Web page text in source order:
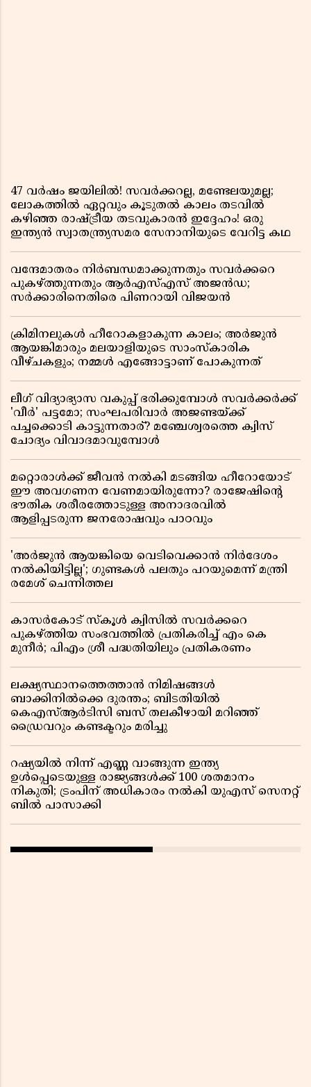
47 വർഷം ജയിലിൽ! സവർക്കറല്ല, മണ്ടേലയുമല്ല;
ലോകത്തിൽ ഏറ്റവും കൂടുതൽ കാലം തടവിൽ
കഴിഞ്ഞ രാഷ്ട്രീയ തടവുകാരൻ ഇദ്ദേഹം! ഒരു
ഇന്ത്യൻ സ്വാതന്ത്ര്യസമര സേനാനിയുടെ വേറിട്ട കഥ
വന്ദേമാതരം നിർബന്ധമാക്കുന്നതും സവർക്കറെ
പുകഴ്ത്തുന്നതും ആർഎസ്എസ് അജൻഡ;
സർക്കാരിനെതിരെ പിണറായി വിജയൻ
ക്രിമിനലുകൾ ഹീറോകളാകുന്ന കാലം; അർജുൻ
ആയങ്കിമാരും മലയാളിയുടെ സാംസ്കാരിക
വീഴ്ചകളും; നമ്മൾ എങ്ങോട്ടാണ് പോകുന്നത്
ലീഗ് വിദ്യാഭ്യാസ വകുപ്പ് ഭരിക്കുമ്പോൾ സവർക്കർക്ക്
'വീർ' പട്ടമോ; സംഘപരിവാർ അജണ്ടയ്ക്ക്
പച്ചക്കൊടി കാട്ടുന്നതാര്? മഞ്ചേശ്വരത്തെ ക്വിസ്
ചോദ്യം വിവാദമാവുമ്പോൾ
മറ്റൊരാൾക്ക് ജീവൻ നൽകി മടങ്ങിയ ഹീറോയോട്
ഈ അവഗണന വേണമായിരുന്നോ? രാജേഷിൻ്റെ
ഭൗതിക ശരീരത്തോടുള്ള അനാദരവിൽ
ആളിപ്പടരുന്ന ജനരോഷവും പാഠവും
'അർജുൻ ആയങ്കിയെ വെടിവെക്കാൻ നിർദേശം
നൽകിയിട്ടില്ല'; ഗുണ്ടകൾ പലതും പറയുമെന്ന് മന്ത്രി
രമേശ് ചെന്നിത്തല
കാസർകോട് സ്കൂൾ ക്വിസിൽ സവർക്കറെ
പുകഴ്ത്തിയ സംഭവത്തിൽ പ്രതികരിച്ച് എം കെ
മുനീർ; പിഎം ശ്രീ പദ്ധതിയിലും പ്രതികരണം
ലക്ഷ്യസ്ഥാനത്തെത്താൻ നിമിഷങ്ങൾ
ബാക്കിനിൽക്കെ ദുരന്തം; ബിടതിയിൽ
കെഎസ്ആർടിസി ബസ് തലകീഴായി മറിഞ്ഞ്
ഡ്രൈവറും കണ്ടക്ടറും മരിച്ചു
റഷ്യയിൽ നിന്ന് എണ്ണ വാങ്ങുന്ന ഇന്ത്യ
ഉൾപ്പെടെയുള്ള രാജ്യങ്ങൾക്ക് 100 ശതമാനം
നികുതി; ട്രംപിന് അധികാരം നൽകി യുഎസ് സെനറ്റ്
ബിൽ പാസാക്കി